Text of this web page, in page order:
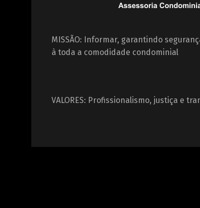
MISSÃO: Informar, garantindo
à toda a comodidade condominial
VALORES: Profissionalismo, justiça e